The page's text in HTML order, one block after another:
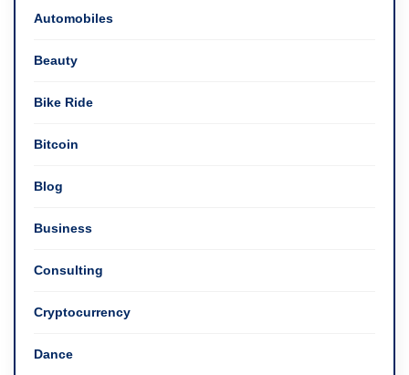
Automobiles
Beauty
Bike Ride
Bitcoin
Blog
Business
Consulting
Cryptocurrency
Dance